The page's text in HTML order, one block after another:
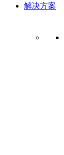
解决方案